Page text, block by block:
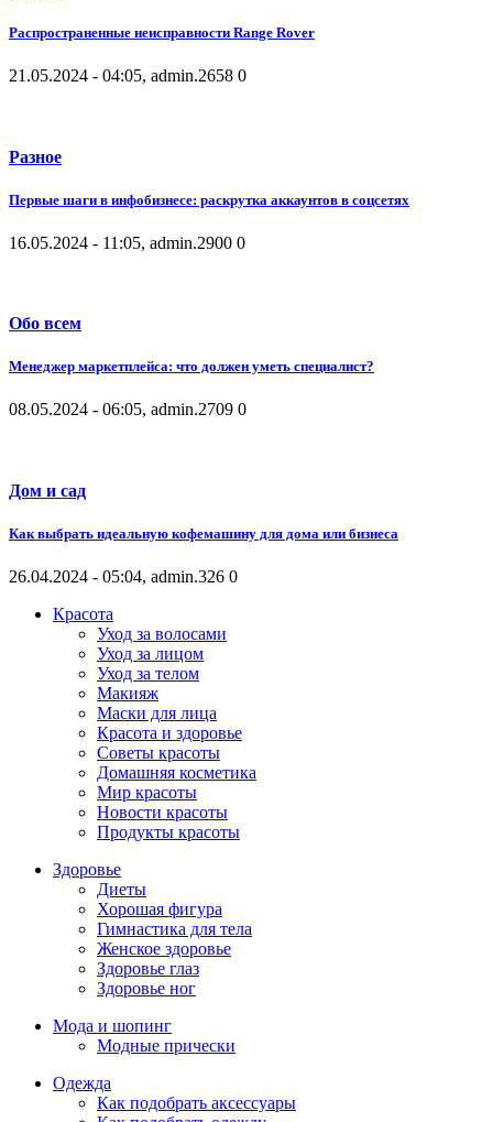
Распространенные неисправности Range Rover
21.05.2024 - 04:05, admin.2658 0
Разное
Первые шаги в инфобизнесе: раскрутка аккаунтов в соцсетях
16.05.2024 - 11:05, admin.2900 0
Обо всем
Менеджер маркетплейса: что должен уметь специалист?
08.05.2024 - 06:05, admin.2709 0
Дом и сад
Как выбрать идеальную кофемашину для дома или бизнеса
26.04.2024 - 05:04, admin.326 0
Красота
Уход за волосами
Уход за лицом
Уход за телом
Макияж
Маски для лица
Красота и здоровье
Советы красоты
Домашняя косметика
Мир красоты
Новости красоты
Продукты красоты
Здоровье
Диеты
Хорошая фигура
Гимнастика для тела
Женское здоровье
Здоровье глаз
Здоровье ног
Мода и шопинг
Модные прически
Одежда
Как подобрать аксессуары